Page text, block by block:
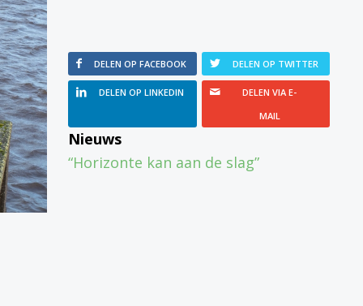
DELEN OP FACEBOOK DELEN OP TWITTER
DELEN OP LINKEDIN
DELEN VIA E-
MAIL
Nieuws
“Horizonte kan aan de slag”